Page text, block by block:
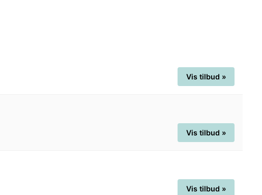
Vis tilbud »
Vis tilbud »
Vis tilbud »